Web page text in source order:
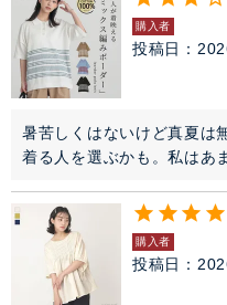
購入者
投稿日
暑苦しくはないけど真夏は
着る人を選ぶかも。私はあ
購入者
投稿日